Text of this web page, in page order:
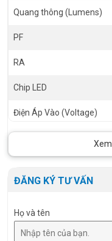
Quang thông (Lumens)
PF
RA
Chip LED
Điện Áp Vào (Voltage)
ĐĂNG KÝ TƯ VẤN
Họ và tên